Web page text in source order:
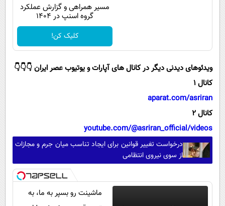
بین الملل
اجتماعی
حیات وحش
مسیر همراهی و گزارش عملکرد
گروه اسنپ در ۱۴۰۴
کلیک کن!
ویدئوهای دیدنی دیگر در کانال های آپارات و یوتیوب عصر ایران 👇👇👇
کانال 1
aparat.com/asriran
کانال 2
youtube.com/@asriran_official/videos
درخواست تغییر قوانین برای ایجاد تناسب میان جرم و مجازات
از سوی نیروی انتظامی
ماشینت رو بسپر به ما، به